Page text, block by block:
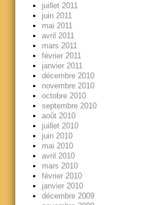
juillet 2011
juin 2011
mai 2011
avril 2011
mars 2011
février 2011
janvier 2011
décembre 2010
novembre 2010
octobre 2010
septembre 2010
août 2010
juillet 2010
juin 2010
mai 2010
avril 2010
mars 2010
février 2010
janvier 2010
décembre 2009